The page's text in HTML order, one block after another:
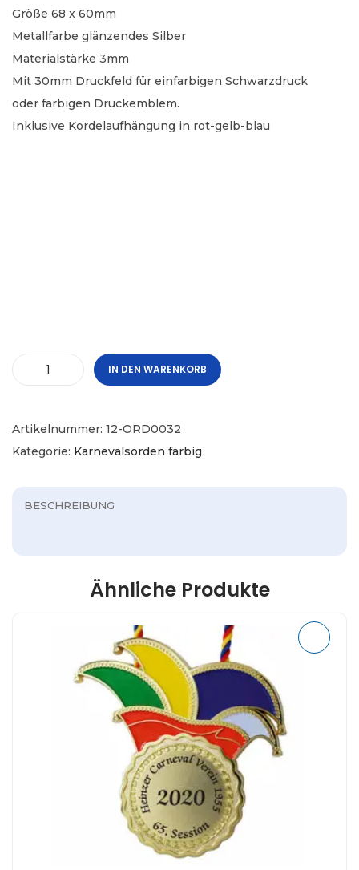
Größe 68 x 60mm
Metallfarbe glänzendes Silber
Materialstärke 3mm
Mit 30mm Druckfeld für einfarbigen Schwarzdruck
oder farbigen Druckemblem.
Inklusive Kordelaufhängung in rot-gelb-blau
IN DEN WARENKORB
Artikelnummer: 12-ORD0032
Kategorie: Karnevalsorden farbig
BESCHREIBUNG
Ähnliche Produkte